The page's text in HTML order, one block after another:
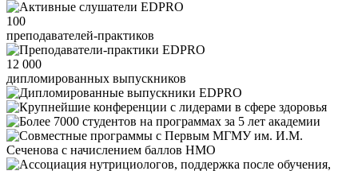
100
преподавателей-практиков
12 000
дипломированных выпускников